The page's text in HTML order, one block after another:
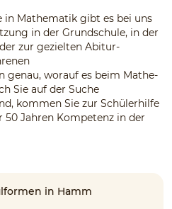
Mathematik gibt es bei uns
in der Grundschule, in der
zur gezielten Abitur-
genau, worauf es beim Mathe-
Sie auf der Suche
kommen Sie zur Schülerhilfe
Jahren Kompetenz in der
in Hamm